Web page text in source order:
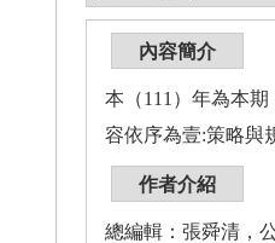
內容簡介
本（111）年為本
容依序為壹:策略與
作者介紹
總編輯：張舜清，